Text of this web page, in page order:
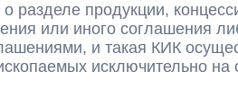
разделе продукции,
или иного соглашения
и такая КИК
исключительно на